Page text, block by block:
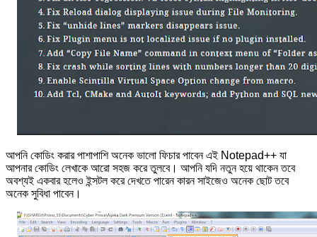
আপনি কোডিং করার পাশাপাশি অনেক ভালো ফিচার পাবেন এই Notepad++ যা
আপনার কোডিং লেখাকে আরো সহজ করে তুলবে। আপনি যদি নতুন হয়ে থাকেন তবে
অবশ্যই একবার হলেও ইন্সটল করে দেখতে পারেন কারন সাইজেও অনেক ছোট তবে
অনেক সুবিধা পাবেন।